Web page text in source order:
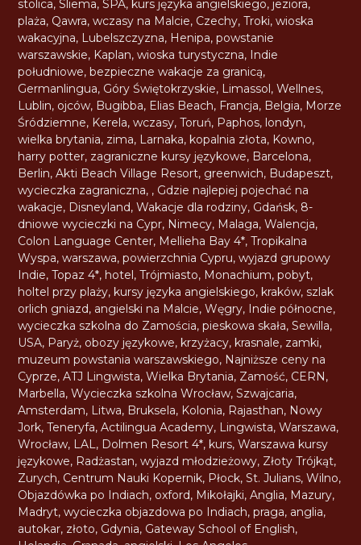
stolica,Sliema,SPA, kurs języka angielskiego, jeziora,
plaża, Qawra,wczasy na Malcie, Czechy,Troki,wioska
wakacyjna, Lubelszczyzna, Henipa,powstanie
warszawskie, Kaplan,wioska turystyczna, Indie
południowe,bezpieczne wakacje za granicą,
Germanlingua, Góry Świętokrzyskie, Limassol,Wellnes,
Lublin, ojców, Bugibba, Elias Beach, Francja, Belgia, Morze
Śródziemne, Kerela,wczasy,Toruń, Paphos, londyn,
wielka brytania, zima, Larnaka, kopalnia złota, Kowno,
harry potter, zagraniczne kursy językowe, Barcelona,
Berlin,Akti Beach Village Resort, greenwich, Budapeszt,
wycieczka zagraniczna, , Gdzie najlepiej pojechać na
wakacje, Disneyland,Wakacje dla rodziny, Gdańsk, 8-
dniowe wycieczki na Cypr, Nimecy, Malaga,Walencja,
Colon Language Center, Mellieha Bay 4*,Tropikalna
Wyspa,warszawa,powierzchnia Cypru,wyjazd grupowy
Indie,Topaz 4*, hotel,Trójmiasto, Monachium,pobyt,
holtel przy plaży, kursy języka angielskiego, kraków,szlak
orlich gniazd, angielski na Malcie,Węgry, Indie północne,
wycieczka szkolna do Zamościa,pieskowa skała,Sewilla,
USA, Paryż, obozy językowe, krzyżacy, krasnale, zamki,
muzeum powstania warszawskiego, Najniższe ceny na
Cyprze,ATJ Lingwista,Wielka Brytania, Zamość, CERN,
Marbella,Wycieczka szkolna Wrocław,Szwajcaria,
Amsterdam, Litwa, Bruksela, Kolonia, Rajasthan, Nowy
Jork,Teneryfa,Actilingua Academy, Lingwista,Warszawa,
Wrocław, LAL, Dolmen Resort 4*, kurs,Warszawa kursy
językowe, Radżastan,wyjazd młodzieżowy, Złoty Trójkąt,
Zurych, Centrum Nauki Kopernik, Płock,St. Julians,Wilno,
Objazdówka po Indiach, oxford, Mikołajki,Anglia, Mazury,
Madryt,wycieczka objazdowa po Indiach,praga, anglia,
autokar, złoto, Gdynia, Gateway School of English,